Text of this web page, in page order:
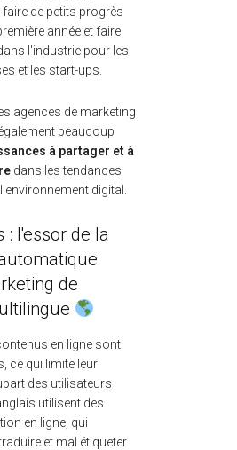
de petits progrès
année et faire
l'industrie pour les
et les start-ups.
agences de marketing
beaucoup
à partager et à
dans les tendances
digital.
: l'essor de la
de
en ligne sont
ce qui limite leur
des utilisateurs
utilisent des
en ligne, qui
et mal étiqueter